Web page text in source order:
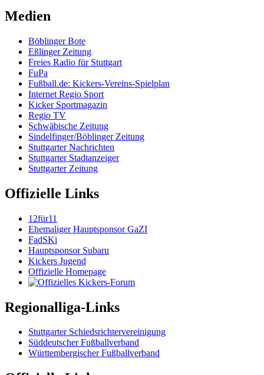
Medien
Böblinger Bote
Eßlinger Zeitung
Freies Radio für Stuttgart
FuPa
Fußball.de: Kickers-Vereins-Spielplan
Internet Regio Sport
Kicker Sportmagazin
Regio TV
Schwäbische Zeitung
Sindelfinger/Böblinger Zeitung
Stuttgarter Nachrichten
Stuttgarter Stadtanzeiger
Stuttgarter Zeitung
Offizielle Links
12für11
Ehemaliger Hauptsponsor GaZI
FadSKi
Hauptsponsor Subaru
Kickers Jugend
Offizielle Homepage
Regionalliga-Links
Stuttgarter Schiedsrichtervereinigung
Süddeutscher Fußballverband
Württembergischer Fußballverband